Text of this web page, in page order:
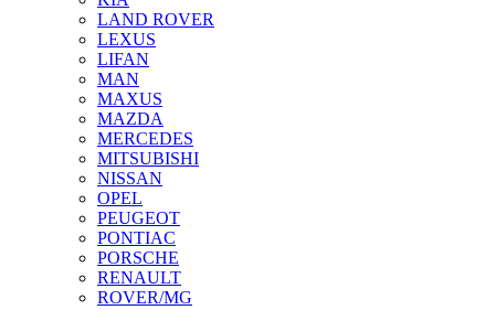
LAND ROVER
LEXUS
LIFAN
MAN
MAXUS
MAZDA
MERCEDES
MITSUBISHI
NISSAN
OPEL
PEUGEOT
PONTIAC
PORSCHE
RENAULT
ROVER/MG